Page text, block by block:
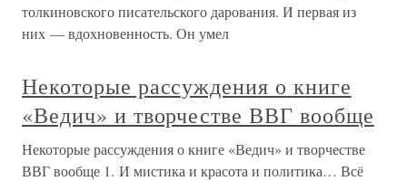
толкиновского писательского дарования. И первая из
них — вдохновенность. Он умел
Некоторые рассуждения о книге
«Ведич» и творчестве ВВГ вообще
Некоторые рассуждения о книге «Ведич» и творчестве
ВВГ вообще 1. И мистика и красота и политика… Всё